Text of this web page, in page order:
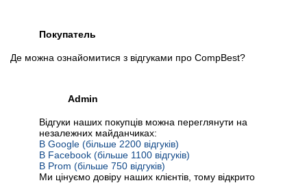
Покупатель
Де можна ознайомитися з відгуками про CompBest?
Admin
Відгуки наших покупців можна переглянути на
незалежних майданчиках:
В Google (більше 2200 відгуків)
В Facebook (більше 1100 відгуків)
В Prom (більше 750 відгуків)
Ми цінуємо довіру наших клієнтів, тому відкрито